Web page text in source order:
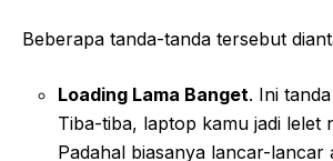
Beberapa tanda-tanda tersebut
Loading Lama Banget. Ini
Tiba-tiba, laptop kamu jadi lelet
Padahal biasanya lancar-lancar